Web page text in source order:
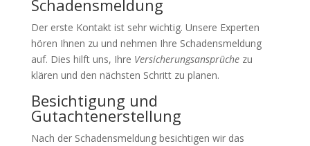
Schadensmeldung
Der erste Kontakt ist sehr wichtig. Unsere Experten
hören Ihnen zu und nehmen Ihre Schadensmeldung
auf. Dies hilft uns, Ihre Versicherungsansprüchezu
klären und den nächsten Schritt zu planen.
Besichtigung und
Gutachtenerstellung
Nach der Schadensmeldung besichtigen wir das